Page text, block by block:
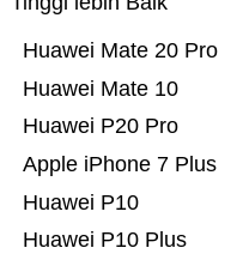
Huawei P10 Plus
Huawei P10
Apple iPhone 7 Plus
Huawei P20 Pro
Huawei Mate 10
Huawei Mate 20 Pro